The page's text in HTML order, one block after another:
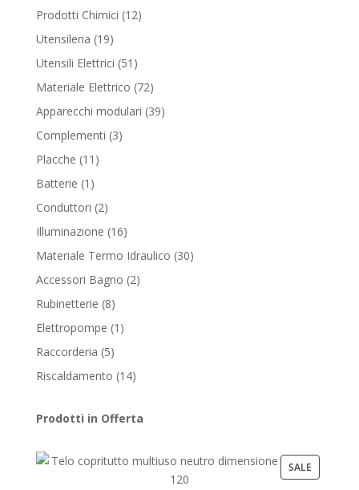
products
Prodotti Chimici 1212
Utensileria 1919
products
Utensili Elettrici 51 51
products
Materiale Elettrico 7272
products
Apparecchi modulari 3939
Complementi 33
Placche 11 11
Batterie 1 1
product
Conduttori 22
products
Illuminazione 1616
products
Materiale Termo Idraulico 3030
Accessori Bagno 22
Rubinetterie 88
products
Elettropompe 1 1
Raccorderia 55
products
Riscaldamento 1414
Prodotti in Offerta
SALE